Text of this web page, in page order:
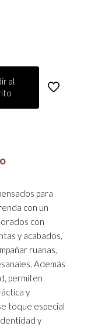
al
para
con un
con
y acabados,
ruanas,
Además
permiten
y
toque especial
y